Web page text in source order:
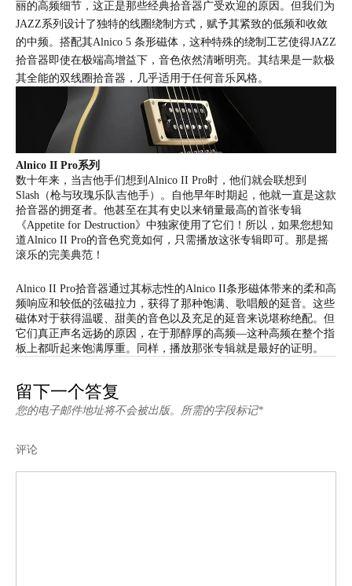
丽的高频细节，这正是那些经典拾音器广受欢迎的原因。但我们为
JAZZ系列设计了独特的线圈绕制方式，赋予其紧致的低频和收敛
的中频。搭配其Alnico 5 条形磁体，这种特殊的绕制工艺使得JAZZ
拾音器即使在极端高增益下，音色依然清晰明亮。其结果是一款极
其全能的双线圈拾音器，几乎适用于任何音乐风格。
Alnico II Pro系列
数十年来，当吉他手们想到Alnico II Pro时，他们就会联想到
Slash（枪与玫瑰乐队吉他手）。自他早年时期起，他就一直是这款
拾音器的拥趸者。他甚至在其有史以来销量最高的首张专辑
《Appetite for Destruction》中独家使用了它们！所以，如果您想知
道Alnico II Pro的音色究竟如何，只需播放这张专辑即可。那是摇
滚乐的完美典范 ！
Alnico II Pro拾音器通过其标志性的Alnico II条形磁体带来的柔和高
频响应和较低的弦磁拉力，获得了那种饱满、歌唱般的延音。这些
磁体对于获得温暖、甜美的音色以及充足的延音来说堪称绝配。但
它们真正声名远扬的原因，在于那醇厚的高频—这种高频在整个指
板上都听起来饱满厚重。同样，播放那张专辑就是最好的证明。
留下一个答复
您的电子邮件地址将不会被出版。所需的字段标记*
评论